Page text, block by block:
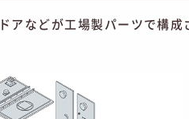
アなどが工場製パーツで構成